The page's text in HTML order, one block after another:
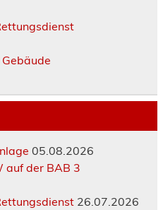
05.08.2026
auf der BAB 3
26.07.2026